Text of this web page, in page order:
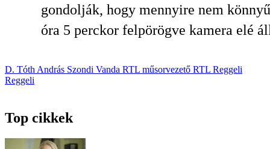
gondolják, hogy mennyire nem
óra 5 perckor felpörögve kamera elé
D. Tóth András Szondi Vanda RTL műsorvezető RTL Reggeli
Reggeli
Top cikkek